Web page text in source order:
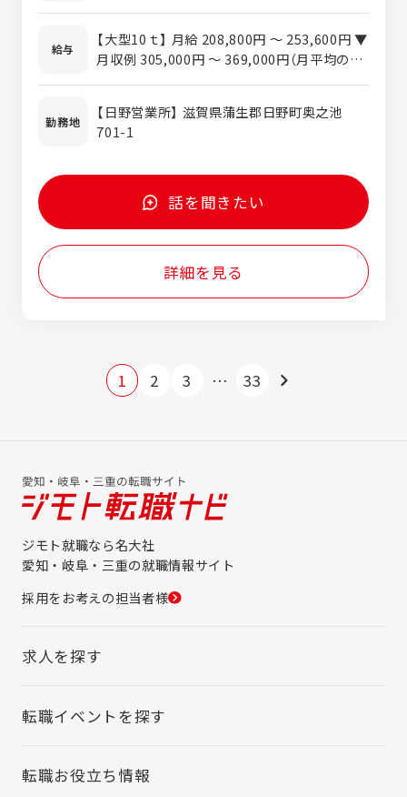
配送などのご経験 ・集荷、配達業務の就労
経験 ▼このような方もご応募お待ちしており
ます ・大型免許を活かし、安定企業で腰を据
えて働きたい方 ・目先の収入だけでなく、将
来を見据えてキャリアを築きたい方 ・決めら
給与
【大型10ｔ】 月給 208,800円 ～ 253,600円 ▼
月収例 305,000円 ～ 369,000円（月平均の残
円 ※2年目以降 ※各種手当＋賞与年2回含む
勤務地
【日野営業所】 滋賀県蒲生郡日野町奥之池
701-1
話を聞きたい
詳細を見る
1 2 3 … 33
ジモト就職なら名大社
愛知・岐阜・三重の就職情報サイト
採用をお考えの担当者様
求人を探す
転職イベントを探す
転職お役立ち情報